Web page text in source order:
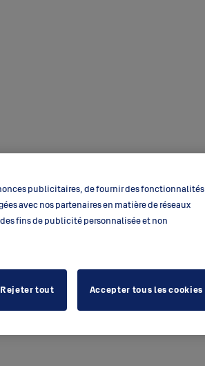
publicitaires, de fournir des fonctionnalités
avec nos partenaires en matière de réseaux
fins de publicité personnalisée et non
Rejeter tout
Accepter tous les cookies